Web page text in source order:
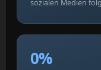
sozialen Medien
0%